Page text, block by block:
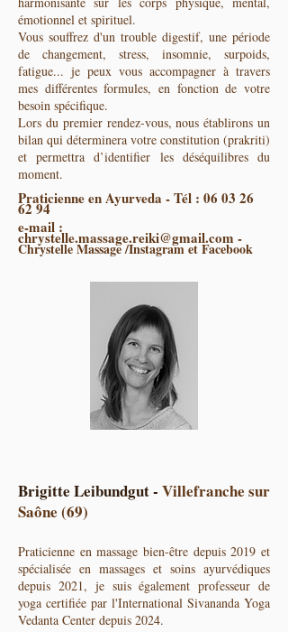
émotionnel et spirituel.
Vous souffrez d'un trouble digestif, une période
de changement, stress, insomnie, surpoids,
fatigue... je peux vous accompagner à travers
mes différentes formules, en fonction de votre
besoin spécifique.
Lors du premier rendez-vous, nous établirons un
bilan qui déterminera votre constitution (prakriti)
et permettra d’identifier les déséquilibres du
moment.
Praticienne en Ayurveda - Tél : 06 03 26
62 94
e-mail :
chrystelle.massage.reiki@gmail.com -
Chrystelle Massage /Instagram et Facebook
Brigitte Leibundgut - Villefranche sur
Saône (69)
Praticienne en massage bien-être depuis 2019 et
spécialisée en massages et soins ayurvédiques
depuis 2021, je suis également professeur de
yoga certifiée par l'International Sivananda Yoga
Vedanta Center depuis 2024.